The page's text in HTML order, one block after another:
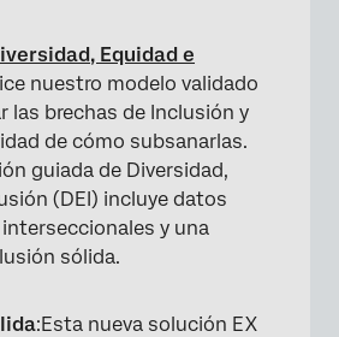
Equidad e
nuestro modelo validado
las brechas de Inclusión y
de cómo subsanarlas.
guiada de Diversidad,
(DEI) incluye datos
y una
sólida.
:Esta nueva solución EX